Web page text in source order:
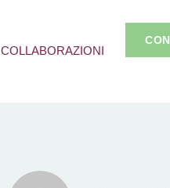
COLLABORAZIONI